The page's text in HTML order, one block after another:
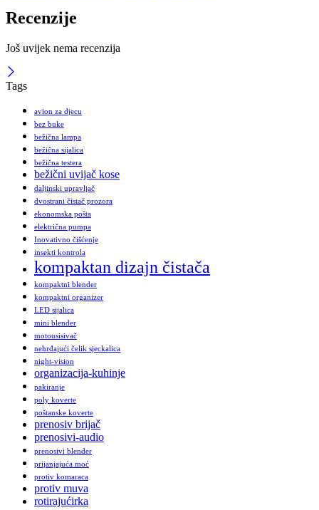
Recenzije
Još uvijek nema recenzija
Tags
avion za djecu
bez buke
bežična lampa
bežična sijalica
bežična testera
bežični uvijač kose
daljinski upravljač
dvostrani čistač prozora
ekonomska pošta
električna pumpa
Inovativno čišćenje
insekti kontrola
kompaktan dizajn čistača
kompaktni blender
kompaktni organizer
LED sijalica
mini blender
motousisivač
nehrđajući čelik sjeckalica
night-vision
organizacija-kuhinje
pakiranje
poly koverte
poštanske koverte
prenosiv brijač
prenosivi-audio
prenosivi blender
prijanjajuća moć
protiv komaraca
protiv muva
rotirajućirka